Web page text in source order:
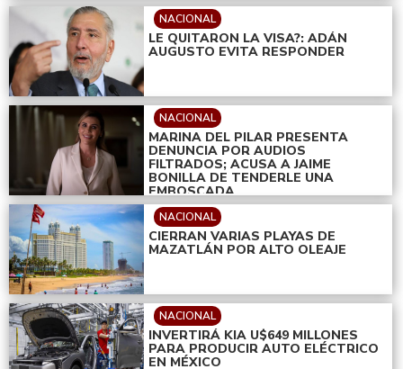
NACIONAL
LE QUITARON LA VISA?: ADÁN
AUGUSTO EVITA RESPONDER
NACIONAL
MARINA DEL PILAR PRESENTA
DENUNCIA POR AUDIOS
FILTRADOS; ACUSA A JAIME
BONILLA DE TENDERLE UNA
EMBOSCADA
NACIONAL
CIERRAN VARIAS PLAYAS DE
MAZATLÁN POR ALTO OLEAJE
NACIONAL
INVERTIRÁ KIA U$649 MILLONES
PARA PRODUCIR AUTO ELÉCTRICO
EN MÉXICO